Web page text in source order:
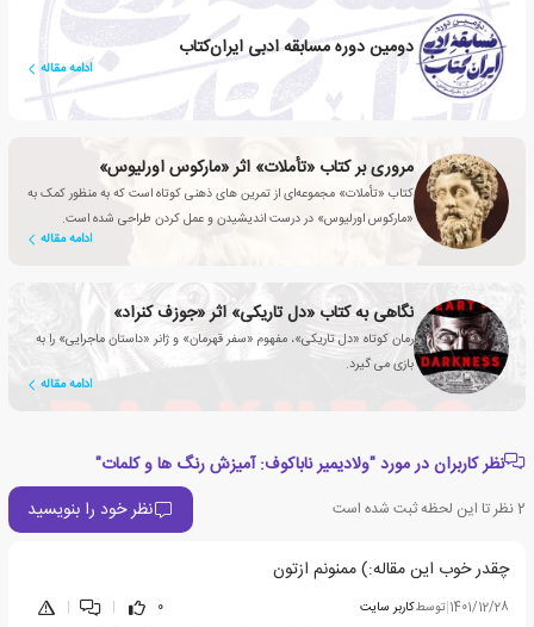
دومین دوره مسابقه ادبی ایران‌کتاب
ادامه مقاله
مروری بر کتاب «تأملات» اثر «مارکوس اورلیوس»
کتاب «تأملات» مجموعه‌ای از تمرین های ذهنی کوتاه است که به منظور کمک به
«مارکوس اورلیوس» در درست اندیشیدن و عمل کردن طراحی شده است.
ادامه مقاله
نگاهی به کتاب «دل تاریکی» اثر «جوزف کنراد»
رمان کوتاه «دل تاریکی»، مفهوم «سفر قهرمان» و ژانر «داستان ماجرایی» را به
بازی می گیرد.
ادامه مقاله
نظر کاربران در مورد "ولادیمیر ناباکوف: آمیزش رنگ ها و کلمات"
2نظر تا این لحظه ثبت شده است نظر خود را بنویسید
چقدر خوب این مقاله:) ممنونم ازتون
1401/12/28
|توسطکاربر سایت 0
|
|